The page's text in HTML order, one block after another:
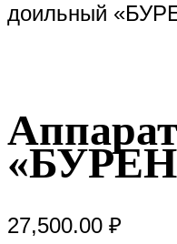
доильный
27,500.00 ₽